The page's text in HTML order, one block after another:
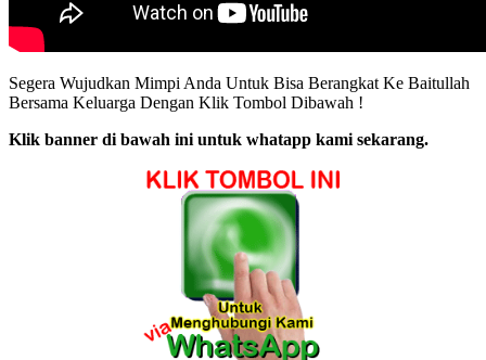
Segera Wujudkan Mimpi Anda Untuk Bisa Berangkat Ke Baitullah
Bersama Keluarga Dengan Klik Tombol Dibawah !
Klik banner di bawah ini untuk whatapp kami sekarang.